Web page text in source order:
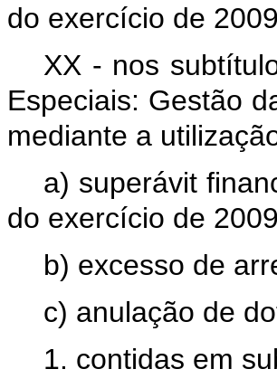
do exercício de
XX - nos
Especiais: Gestão
mediante a
a) superávit
do exercício de
b) excesso de
c) anulação de
1. contidas em